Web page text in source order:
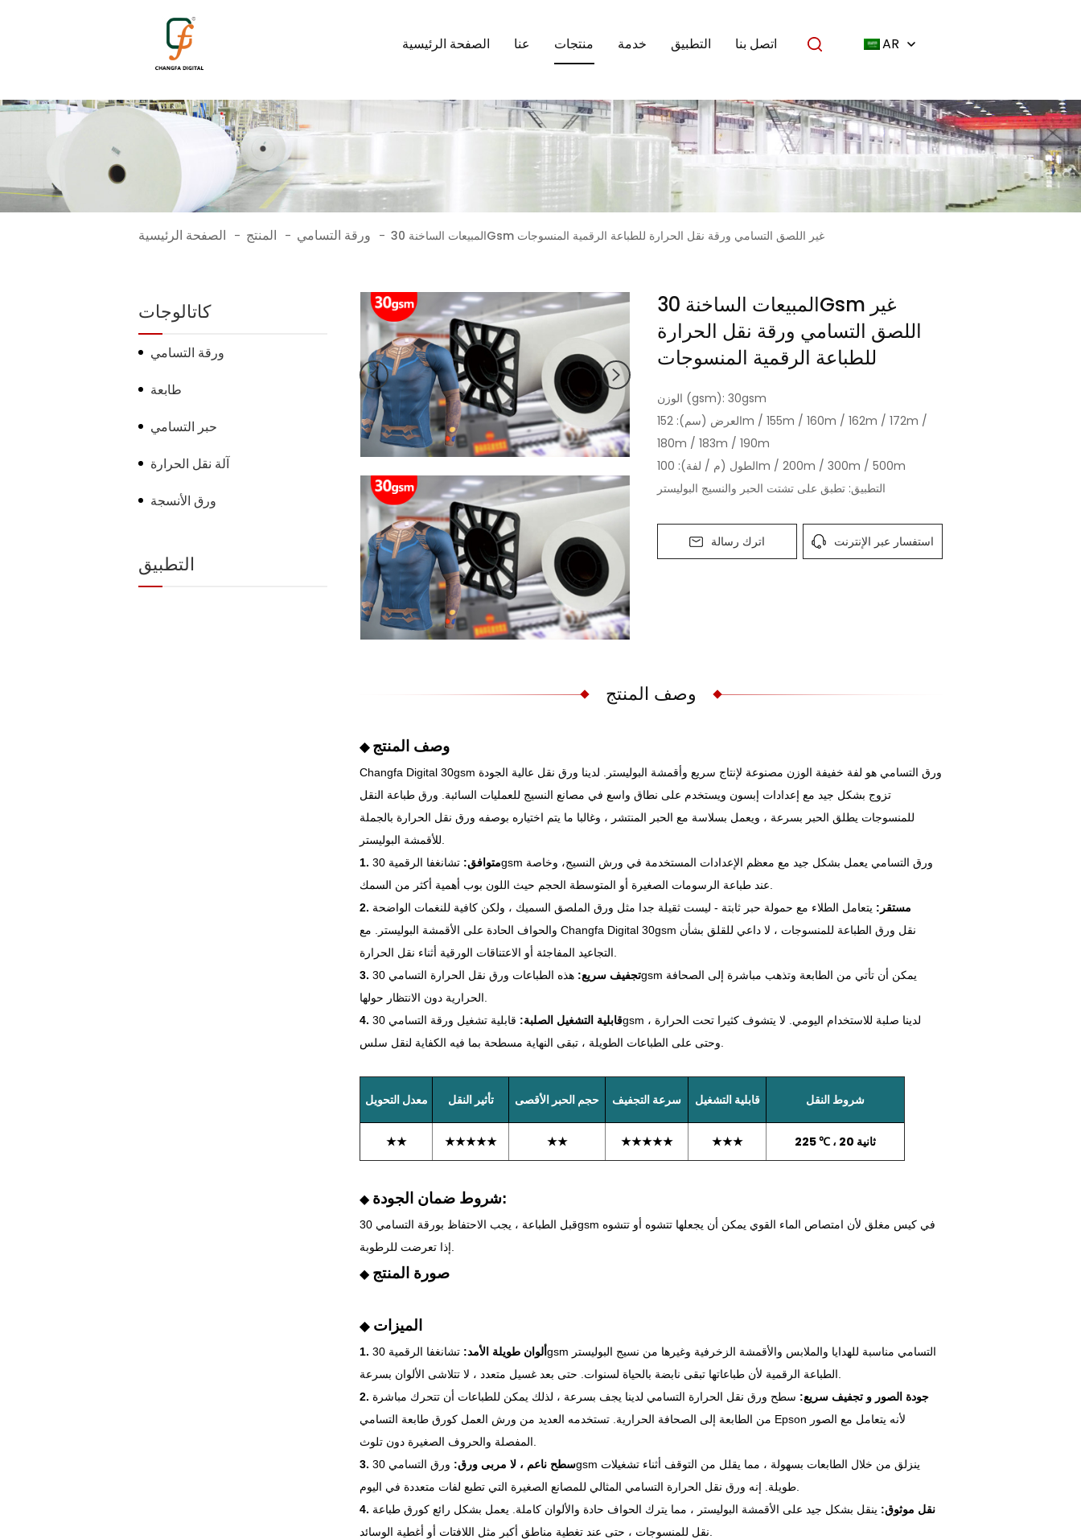
AR الصفحة الرئيسية عنا منتجات خدمة التطبيق اتصل بنا
الصفحة الرئيسية - المنتج - ورقة التسامي - المبيعات الساخنة 30Gsm غير اللصق التسامي ورقة نقل الحرارة للطباعة الرقمية المنسوجات
كاتالوجات
ورقة التسامي
طابعة
حبر التسامي
آلة نقل الحرارة
ورق الأنسجة
التطبيق
المبيعات الساخنة 30Gsm غير
اللصق التسامي ورقة نقل الحرارة
للطباعة الرقمية المنسوجات
الوزن (gsm): 30gsm
العرض (سم): 152m / 155m / 160m / 162m / 172m /
180m / 183m / 190m
الطول (م / لفة): 100m / 200m / 300m / 500m
التطبيق: تطبق على تشتت الحبر والنسيج البوليستر
اترك رسالة استفسار عبر الإنترنت
وصف المنتج
◆
Changfa Digital 30gsm ورق التسامي هو لفة خفيفة الوزن مصنوعة لإنتاج سريع وأقمشة البوليستر. لدينا ورق نقل عالية الجودة
تزوج بشكل جيد مع إعدادات إبسون ويستخدم على نطاق واسع في مصانع النسيج للعمليات السائبة. ورق طباعة النقل
للمنسوجات يطلق الحبر بسرعة ، ويعمل بسلاسة مع الحبر المنتشر ، وغالبا ما يتم اختياره بوصفه ورق نقل الحرارة بالجملة
1. متوافق:
تشانغفا الرقمية 30gsm ورق التسامي يعمل بشكل جيد مع معظم الإعدادات المستخدمة في ورش النسيج، وخاصة
2. مستقر: يتعامل الطلاء مع حمولة حبر ثابتة - ليست ثقيلة جدا مثل ورق الملصق السميك ، ولكن كافية للنغمات الواضحة
والحواف الحادة على الأقمشة البوليستر. مع Changfa Digital 30gsm نقل ورق الطباعة للمنسوجات ، لا داعي للقلق بشأن
3. تجفيف سريع:
هذه الطباعات ورق نقل الحرارة التسامي 30gsm يمكن أن تأتي من الطابعة وتذهب مباشرة إلى الصحافة
4. قابلية التشغيل الصلبة:
قابلية تشغيل ورقة التسامي 30gsm لدينا صلبة للاستخدام اليومي. لا يتشوف كثيرا تحت الحرارة ،
معدل التحويل تأثير النقل حجم الحبر الأقصى سرعة التجفيف قابلية التشغيل شروط النقل
★★ ★★★★★ ★★ ★★★★★ ★★★ 225 ℃ ، 20 ثانية
◆ شروط ضمان الجودة:
قبل الطباعة ، يجب الاحتفاظ بورقة التسامي 30gsm في كيس مغلق لأن امتصاص الماء القوي يمكن أن يجعلها تتشوه أو تتشوه
◆ صورة المنتج
◆ الميزات
1. ألوان طويلة الأمد:
تشانغفا الرقمية 30gsm التسامي مناسبة للهدايا والملابس والأقمشة الزخرفية وغيرها من نسيج البوليستر
2. جودة الصور و تجفيف سريع: سطح ورق نقل الحرارة التسامي لدينا يجف بسرعة ، لذلك يمكن للطباعات أن تتحرك مباشرة
من الطابعة إلى الصحافة الحرارية. تستخدمه العديد من ورش العمل كورق طابعة التسامي Epson لأنه يتعامل مع الصور
3. سطح ناعم ، لا مربى ورق:
ورق التسامي 30gsm ينزلق من خلال الطابعات بسهولة ، مما يقلل من التوقف أثناء تشغيلات
4. نقل موثوق: ينقل بشكل جيد على الأقمشة البوليستر ، مما يترك الحواف حادة والألوان كاملة. يعمل بشكل رائع كورق طباعة